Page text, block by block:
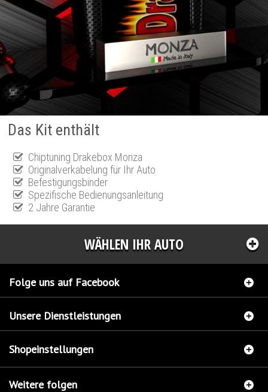
Das Kit enthält
Chiptuning Drakebox Monza
Originalverkabelung für Ihr Auto
Befestigungsbinder
Spezifische Bedienungsanleitung
2 Jahre Garantie
WÄHLEN IHR AUTO
Folge uns auf Facebook
Unsere Dienstleistungen
Shopeinstellungen
Weitere folgen